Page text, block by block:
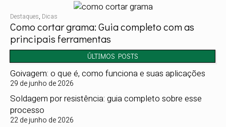
Como cortar grama: Guia completo com as
principais ferramentas
Destaques, Dicas
ÚLTIMOS POSTS
Goivagem: o que é, como funciona e suas aplicações
29 de junho de 2026
Soldagem por resistência: guia completo sobre esse
processo
22 de junho de 2026